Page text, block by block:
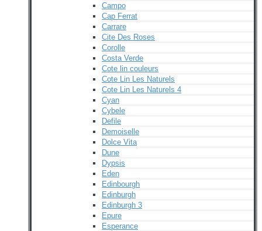
Campo
Cap Ferrat
Carrare
Cite Des Roses
Corolle
Costa Verde
Cote lin couleurs
Cote Lin Les Naturels
Cote Lin Les Naturels 4
Cyan
Cybele
Defile
Demoiselle
Dolce Vita
Dune
Dypsis
Eden
Edinbourgh
Edinburgh
Edinburgh 3
Epure
Esperance